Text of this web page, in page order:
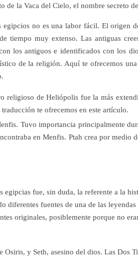
de la Vaca del Cielo, el nombre secreto
egipcios no es una labor fácil. El origen
tiempo muy extenso. Las antiguas
los antiguos e identificados con los
de la religión. Aquí te ofrecemos
religioso de Heliópolis fue la más
te ofrecemos en este artículo.
Tuvo importancia principalmente
en Menfis. Ptah crea por medio
egipcias fue, sin duda, la referente a la
diferentes fuentes de una de las
originales, posiblemente porque no
Osiris, y Seth, asesino del dios. Las Dos